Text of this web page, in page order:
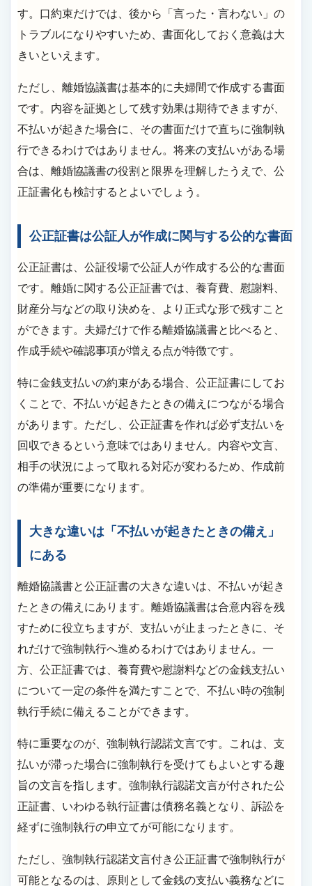
す。口約束だけでは、後から「言った・言わない」の
トラブルになりやすいため、書面化しておく意義は大
きいといえます。
ただし、離婚協議書は基本的に夫婦間で作成する書面
です。内容を証拠として残す効果は期待できますが、
不払いが起きた場合に、その書面だけで直ちに強制執
行できるわけではありません。将来の支払いがある場
合は、離婚協議書の役割と限界を理解したうえで、公
正証書化も検討するとよいでしょう。
公正証書は公証人が作成に関与する公的な書面
公正証書は、公証役場で公証人が作成する公的な書面
です。離婚に関する公正証書では、養育費、慰謝料、
財産分与などの取り決めを、より正式な形で残すこと
ができます。夫婦だけで作る離婚協議書と比べると、
作成手続や確認事項が増える点が特徴です。
特に金銭支払いの約束がある場合、公正証書にしてお
くことで、不払いが起きたときの備えにつながる場合
があります。ただし、公正証書を作れば必ず支払いを
回収できるという意味ではありません。内容や文言、
相手の状況によって取れる対応が変わるため、作成前
の準備が重要になります。
大きな違いは「不払いが起きたときの備え」
にある
離婚協議書と公正証書の大きな違いは、不払いが起き
たときの備えにあります。離婚協議書は合意内容を残
すために役立ちますが、支払いが止まったときに、そ
れだけで強制執行へ進めるわけではありません。一
方、公正証書では、養育費や慰謝料などの金銭支払い
について一定の条件を満たすことで、不払い時の強制
執行手続に備えることができます。
特に重要なのが、強制執行認諾文言です。これは、支
払いが滞った場合に強制執行を受けてもよいとする趣
旨の文言を指します。強制執行認諾文言が付された公
正証書、いわゆる執行証書は債務名義となり、訴訟を
経ずに強制執行の申立てが可能になります。
ただし、強制執行認諾文言付き公正証書で強制執行が
可能となるのは、原則として金銭の支払い義務などに